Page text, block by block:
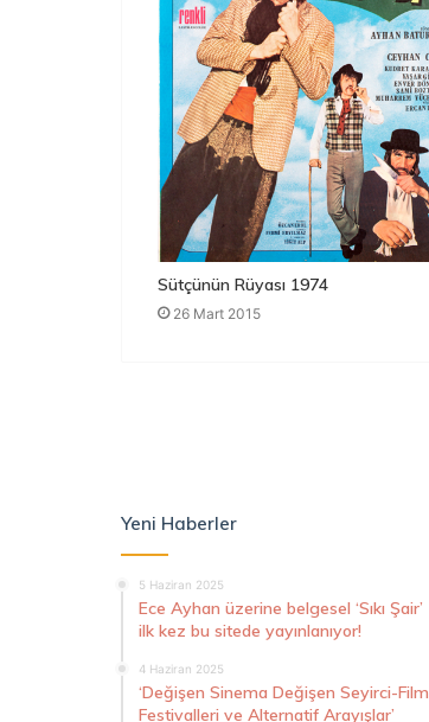
Sütçünün Rüyası 1974
26 Mart 2015
Yeni Haberler
5 Haziran 2025
Ece Ayhan üzerine belgesel ‘Sıkı Şair’
ilk kez bu sitede yayınlanıyor!
4 Haziran 2025
‘Değişen Sinema Değişen Seyirci-Film
Festivalleri ve Alternatif Arayışlar’